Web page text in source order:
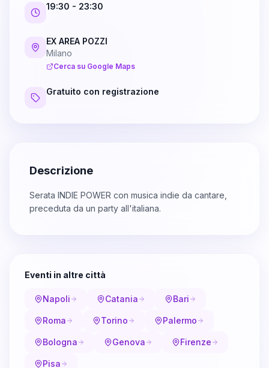
19:30 - 23:30
EX AREA POZZI
Milano
Cerca su Google Maps
Gratuito con registrazione
Descrizione
Serata INDIE POWER con musica indie da cantare,
preceduta da un party all'italiana.
Eventi in altre città
Napoli Catania Bari
Roma Torino Palermo
Bologna Genova Firenze
Pisa